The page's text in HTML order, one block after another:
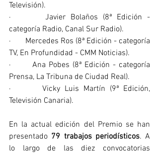
Televisión).
·       Javier Bolaños (8ª Edición -
categoría Radio, Canal Sur Radio).
·       Mercedes Ros (8ª Edición - categoría
TV, En Profundidad - CMM Noticias).
·       Ana Pobes (8ª Edición - categoría
Prensa, La Tribuna de Ciudad Real).
·       Vicky Luis Martín (9ª Edición,
Televisión Canaria).
En la actual edición del Premio se han
presentado 79 trabajos periodísticos. A
lo largo de las diez convocatorias